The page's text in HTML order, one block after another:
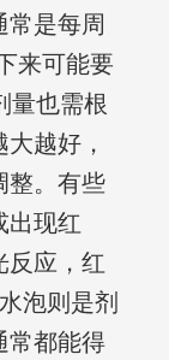
常是每周
来可能要
量也需根
越好，
整。有些
出现红
反应，红
泡则是剂
常都能得